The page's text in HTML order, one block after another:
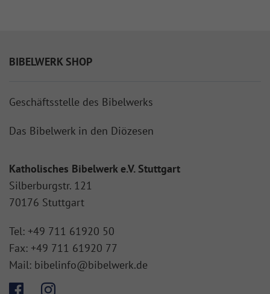
BIBELWERK SHOP
Geschäftsstelle des Bibelwerks
Das Bibelwerk in den Diözesen
Katholisches Bibelwerk e.V. Stuttgart
Silberburgstr. 121
70176 Stuttgart
Tel: +49 711 61920 50
Fax: +49 711 61920 77
Mail: bibelinfo@bibelwerk.de